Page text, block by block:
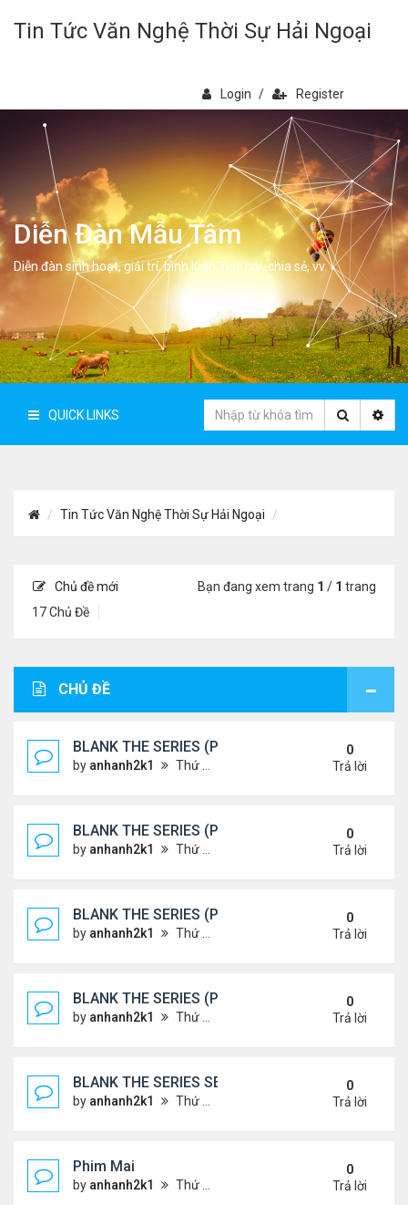
Tin Tức Văn Nghệ Thời Sự Hải Ngoại
Login / Register
Diễn Đàn Mẫu Tâm
Diễn đàn sinh hoạt, giải trí, bình luân, học hỏi, chia sẻ, vv.
QUICK LINKS
Tin Tức Văn Nghệ Thời Sự Hải Ngoại
Chủ đề mới
17 Chủ Đề
Bạn đang xem trang 1 / 1 trang
CHỦ ĐỀ
BLANK THE SERIES (PHẦN 2)
by anhanh2k1 Thứ 4 Tháng 5 29, 2024 3:16 am
0
Trả lời
BLANK THE SERIES (PHẦN 2)
by anhanh2k1 Thứ 7 Tháng 5 25, 2024 1:51 am
0
Trả lời
BLANK THE SERIES (PHẦN 2)
by anhanh2k1 Thứ 6 Tháng 5 24, 2024 1:54 am
0
Trả lời
BLANK THE SERIES (PHẦN 2)
by anhanh2k1 Thứ 6 Tháng 5 24, 2024 1:53 am
0
Trả lời
BLANK THE SERIES SEASON 2 (2024)
by anhanh2k1 Thứ 5 Tháng 5 23, 2024 1:03 am
0
Trả lời
Phim Mai
by anhanh2k1 Thứ 3 Tháng 5 21, 2024 1:06 am
0
Trả lời